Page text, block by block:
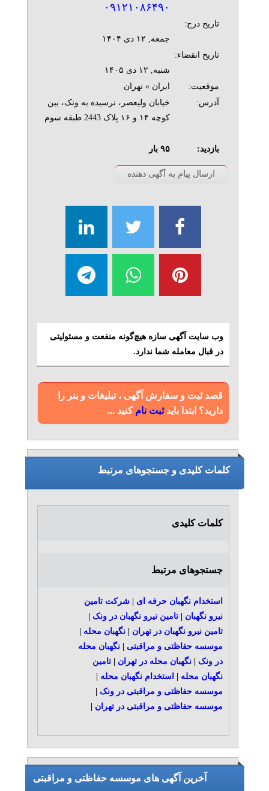
۰۹۱۲۱۰۸۶۴۹۰
تاریخ درج:
جمعه, ۱۲ دی ۱۴۰۴
تاریخ انقضاء:
شنبه, ۱۲ دی ۱۴۰۵
موقعیت:
ایران » تهران
آدرس:
خیابان ولیعصر، نرسیده به ونک، بین
کوچه ۱۴ و ۱۶ پلاک 2443 طبقه سوم
بازدید: ۹۵ بار
وب سایت آگهی سازه هیچ‌گونه منفعت و مسئولیتی
در قبال معامله شما ندارد.
قصد ثبت و سفارش آگهی ، تبلیغات و بنر را
دارید؟ ابتدا بایدثبت نام کنید ...
کلمات کلیدی و جستجوهای مرتبط
کلمات کلیدی
جستجوهای مرتبط
استخدام نگهبان حرفه ای |شرکت تامین
نیرو نگهبان |تامین نیرو نگهبان در ونک
تامین نیرو نگهبان در تهران |نگهبان محله
موسسه حفاظتی و مراقبتی |نگهبان محله
در ونک |نگهبان محله در تهران |تامین
نگهبان محله
استخدام نگهبان محله
موسسه حفاظتی و مراقبتی در ونک
موسسه حفاظتی و مراقبتی در تهران
آخرین آگهی های موسسه حفاظتی و مراقبتی